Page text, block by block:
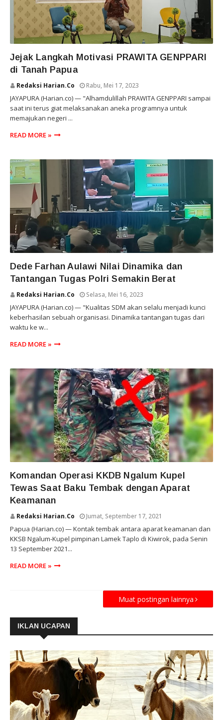
Jejak Langkah Motivasi PRAWITA GENPPARI
di Tanah Papua
Redaksi Harian.co Rabu, Mei 17, 2023
JAYAPURA (Harian.co) — "Alhamdulillah PRAWITA GENPPARI sampai
saat ini terus giat melaksanakan aneka programnya untuk
memajukan negeri ...
READ MORE »
Dede Farhan Aulawi Nilai Dinamika dan
Tantangan Tugas Polri Semakin Berat
Redaksi Harian.co Selasa, Mei 16, 2023
JAYAPURA (Harian.co) — "Kualitas SDM akan selalu menjadi kunci
keberhasilan sebuah organisasi. Dinamika tantangan tugas dari
waktu ke w...
READ MORE »
Komandan Operasi KKDB Ngalum Kupel
Tewas Saat Baku Tembak dengan Aparat
Keamanan
Redaksi Harian.co Jumat, September 17, 2021
Papua (Harian.co) — Kontak tembak antara aparat keamanan dan
KKSB Ngalum-Kupel pimpinan Lamek Taplo di Kiwirok, pada Senin
13 September 2021...
READ MORE »
Muat postingan lainnya
IKLAN UCAPAN